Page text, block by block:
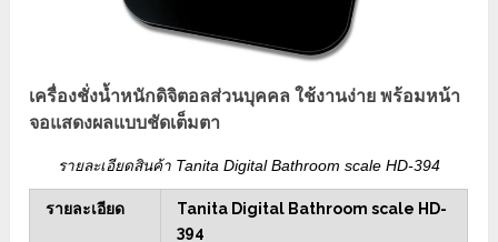
เครื่องชั่งน้ำหนักดิจิตอลส่วนบุคคล ใช้งานง่าย พร้อมหน้า
จอแสดงผลแบบชัดเต็มตา
รายละเอียดสินค้า Tanita Digital Bathroom scale HD-394
รายละเอียด
Tanita Digital Bathroom scale HD-
394